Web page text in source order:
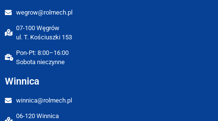
wegrow@rolmech.pl
07-100 Węgrów
ul. T. Kościuszki 153
Pon-Pt: 8:00–16:00
Sobota nieczynne
Winnica
winnica@rolmech.pl
06-120 Winnica